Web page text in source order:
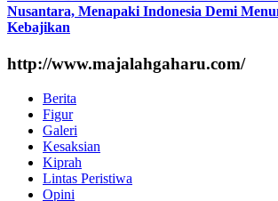
Nusantara, Menapaki Indonesia Demi
Kebajikan
http://www.majalahgaharu.com/
Berita
Figur
Galeri
Kesaksian
Kiprah
Lintas Peristiwa
Opini